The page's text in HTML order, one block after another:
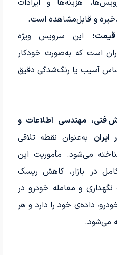
هزینه‌ها و ایرادات
و قابل‌مشاهده است.
این سرویس ویژه
است که به‌صورت خودکار
آسیب یا رنگ‌شدگی دقیق
فنی، مهندسی اطلاعات و
ایران به‌عنوان نقطه تلاقی
می‌شود. مأموریت این
در بازار، کاهش ریسک
و معامله خودرو در
داده‌ی خود را دارد و هر
می‌شود.